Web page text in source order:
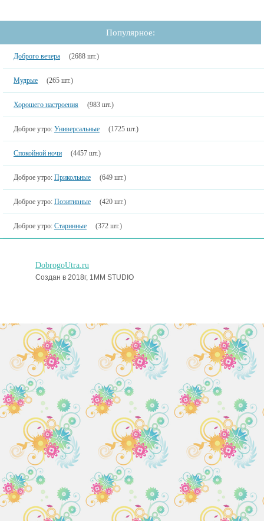
Популярное:
Доброго вечера (2688 шт.)
Мудрые (265 шт.)
Хорошего настроения (983 шт.)
Доброе утро: Универсальные (1725 шт.)
Спокойной ночи (4457 шт.)
Доброе утро: Прикольные (649 шт.)
Доброе утро: Позитивные (420 шт.)
Доброе утро: Старинные (372 шт.)
DobrogoUtra.ru
Создан в 2018г, 1MM STUDIO